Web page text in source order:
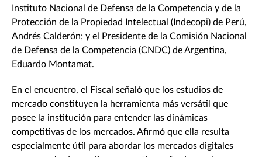
Instituto Nacional de Defensa de la Competencia y de la
Protección de la Propiedad Intelectual (Indecopi) de Perú,
Andrés Calderón; y el Presidente de la Comisión Nacional
de Defensa de la Competencia (CNDC) de Argentina,
Eduardo Montamat.
En el encuentro, el Fiscal señaló que los estudios de
mercado constituyen la herramienta más versátil que
posee la institución para entender las dinámicas
competitivas de los mercados. Afirmó que ella resulta
especialmente útil para abordar los mercados digitales